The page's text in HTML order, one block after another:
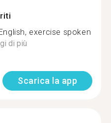
exercise spoken
di più
Scarica la app